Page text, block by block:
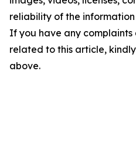
reliability of the
If you have any complaints
related to this article,
above.